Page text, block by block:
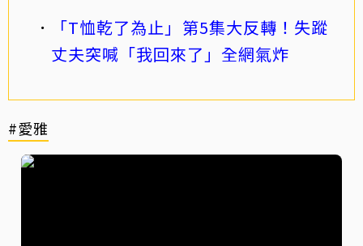
「T恤乾了為止」第5集大反轉！失蹤
丈夫突喊「我回來了」全網氣炸
#愛雅